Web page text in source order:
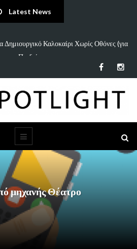
Latest News
Δημιουργικό Καλοκαίρι Χωρίς Οθόνες (για
Παιδιά…
Θέατρο